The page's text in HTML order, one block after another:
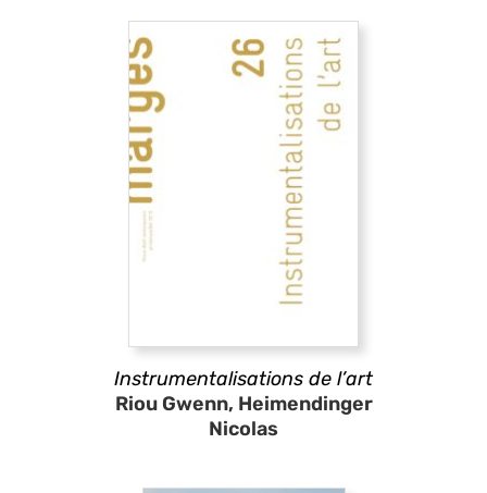
Instrumentalisations de l’art
Riou Gwenn, Heimendinger
Nicolas